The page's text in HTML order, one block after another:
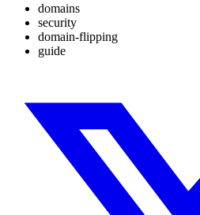
domains
security
domain-flipping
guide